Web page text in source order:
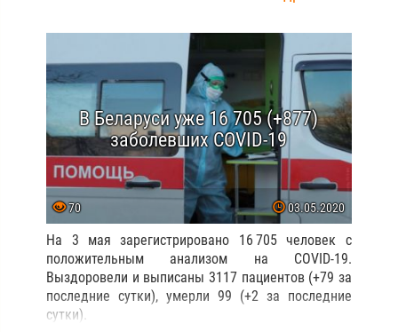
В Беларуси уже 16 705 (+877)
заболевших COVID-19
70 03.05.2020
На 3 мая зарегистрировано 16 705 человек с
положительным анализом на COVID-19.
Выздоровели и выписаны 3117 пациентов (+79 за
последние сутки), умерли 99 (+2 за последние
сутки).